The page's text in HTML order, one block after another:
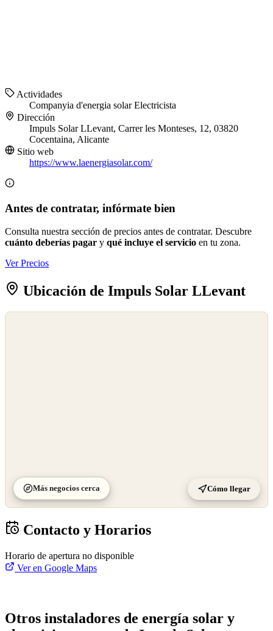
Actividades
Companyia d'energia solarElectricista
Dirección
Impuls Solar LLevant, Carrer les Monteses, 12, 03820
Cocentaina, Alicante
Sitio web
https://www.laenergiasolar.com/
Antes de contratar, infórmate bien
Consulta nuestra sección de precios antes de contratar. Descubre
cuánto deberías pagar y qué incluye el servicio en tu zona.
Ver Precios
Ubicación de Impuls Solar LLevant
Más negocios cerca Cómo llegar
Contacto y Horarios
Horario de apertura no disponible
Ver en Google Maps
Otros instaladores de energía solar y